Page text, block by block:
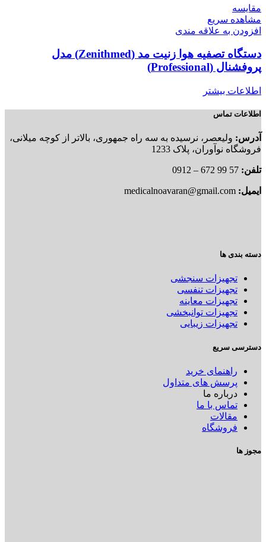
مقایسه
مشاهده سریع
افزودن به علاقه مندی
دستگاه تصفیه هوا زنیت مد (Zenithmed) مدل
پروفشنال (Professional)
اطلاعات بیشتر
اطلاعات تماس
آدرس: ولیعصر، نرسیده به سه راه جمهوری، بالاتر از کوچه میلانی،
فروشگاه نوآوران، پلاک 1233
تلفن: 57 99 672 – 0912
ایمیل:
دسته بندی ها
تجهیزات سنجشی
تجهیزات تنفسی
تجهیزات معاینه
تجهیزات توانبخشی
تجهیزات زیبایی
دسترسی سریع
راهنمای خرید
پرسش های متداول
درباره ما
تماس با ما
مقالات
فروشگاه
مجوز ها